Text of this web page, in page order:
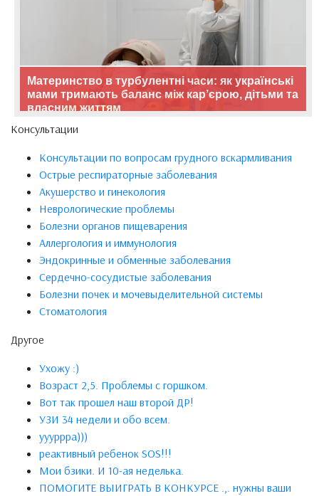
Материнство в турбулентні часи: як українські
мами тримають баланс між кар’єрою, дітьми та
власним життям
Консультации
Консультации по вопросам грудного вскармливания
Острые респираторные заболевания
Акушерство и гинекология
Неврологические проблемы
Болезни органов пищеварения
Аллергология и иммунология
Эндокринные и обменные заболевания
Сердечно-сосудистые заболевания
Болезни почек и мочевыделительной системы
Стоматология
Другое
Ухожу :)
Возраст 2,5. Проблемы с горшком.
Вот так прошел наш второй ДР!
УЗИ 34 недели и обо всем.
уууррра)))
реактивный ребенок SOS!!!
Мои бзики. И 10-ая неделька.
ПОМОГИТЕ ВЫИГРАТЬ В КОНКУРСЕ .,. нужны ваши